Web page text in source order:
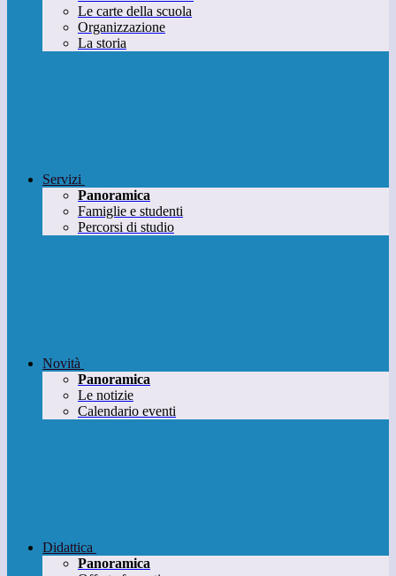
Le carte della scuola
Organizzazione
La storia
Servizi
Panoramica
Famiglie e studenti
Percorsi di studio
Novità
Panoramica
Le notizie
Calendario eventi
Didattica
Panoramica